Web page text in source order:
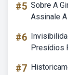
#5 Sobre A
Assinale
#6
Presídios
#7